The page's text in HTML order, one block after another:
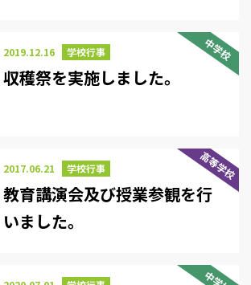
中学校
2019.12.16 学校行事
収穫祭を実施しました。
高等学校
2017.06.21 学校行事
教育講演会及び授業参観を行
いました。